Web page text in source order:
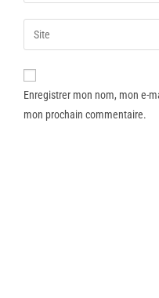
Enregistrer mon nom, mon e-
mon prochain commentaire.